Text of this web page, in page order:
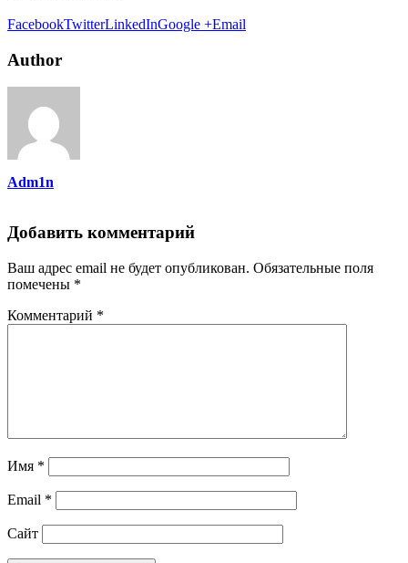
FacebookTwitterLinkedInGoogle +Email
Author
Adm1n
Добавить комментарий
Ваш адрес email не будет опубликован. Обязательные поля
помечены *
Комментарий *
Имя *
Email *
Сайт